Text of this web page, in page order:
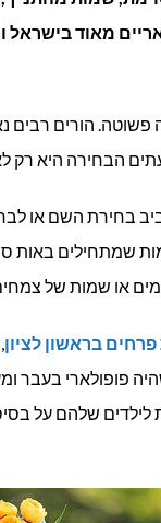
הצומח
מאוד
הורים רבים
הבחירה היא רק
בחירת השם או
שמתחילים באות
או שמות של
פרחים בראשון לציון
פופולארי בעבר
לילדים שלהם על